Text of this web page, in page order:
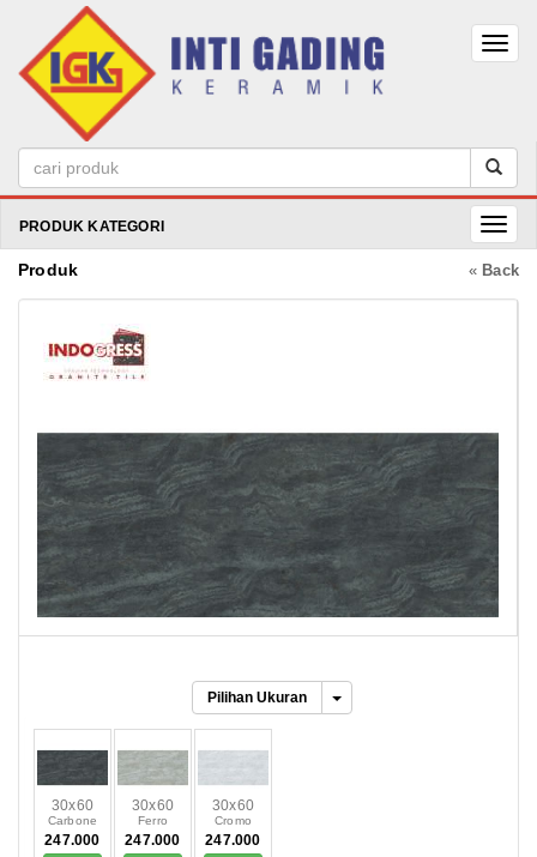
PRODUK KATEGORI
Produk « Back
Pilihan Ukuran
30x60
Carbone
247.000
30x60
Ferro
247.000
30x60
Cromo
247.000